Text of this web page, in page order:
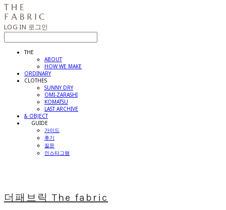
LOG IN 로그인
THE
ABOUT
HOW WE MAKE
ORDINARY
CLOTHES
SUNNY DRY
OMI-ZARASHI
KOMATSU
LAST ARCHIVE
& OBJECT
⠀⠀GUIDE
가이드
후기
질문
인스타그램
더패브릭 The fabric